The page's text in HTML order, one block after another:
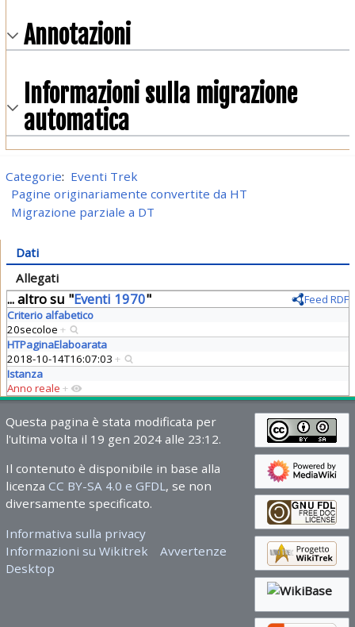
Annotazioni
Informazioni sulla migrazione
automatica
Categorie: Eventi Trek
Pagine originariamente convertite da HT
Migrazione parziale a DT
Dati
Allegati
... altro su "Eventi 1970"
Feed RDF
Criterio alfabetico
20secoloe +
HTPaginaElaboarata
2018-10-14T16:07:03 +
Istanza
Anno reale +
Questa pagina è stata modificata per
l'ultima volta il 19 gen 2024 alle 23:12.
Il contenuto è disponibile in base alla
licenza CC BY-SA 4.0 e GFDL, se non
diversamente specificato.
Informativa sulla privacy
Informazioni su Wikitrek
Avvertenze
Desktop